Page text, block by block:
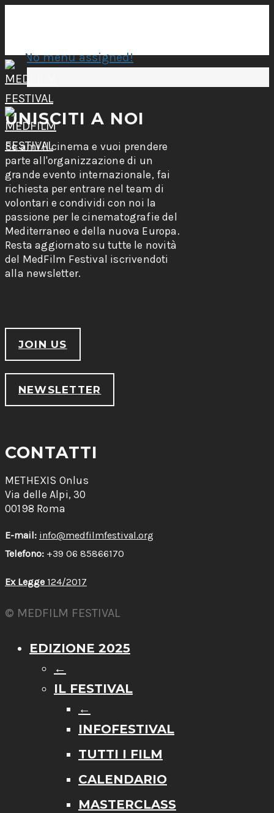
No menu assigned!
UNISCITI A NOI
Se ami il cinema e vuoi prendere
parte all'organizzazione di un
grande evento internazionale, fai
richiesta per entrare nel team di
volontari e condividi con noi la
passione per le cinematografie del
Mediterraneo e della nuova Europa.
Resta aggiornato su tutte le novità
del MedFilm Festival iscrivendoti
alla newsletter.
JOIN US
NEWSLETTER
CONTATTI
METHEXIS Onlus
Via delle Alpi, 30
00198 Roma
E-mail: info@medfilmfestival.org
Telefono: +39 06 85866170
Ex Legge 124/2017
© MEDFILM FESTIVAL
EDIZIONE 2025
←
IL FESTIVAL
←
INFOFESTIVAL
TUTTI I FILM
CALENDARIO
MASTERCLASS